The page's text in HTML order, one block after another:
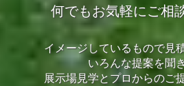
何でもお気軽にご相
イメージしているもので見
いろんな提案を聞
展示場見学とプロからのご